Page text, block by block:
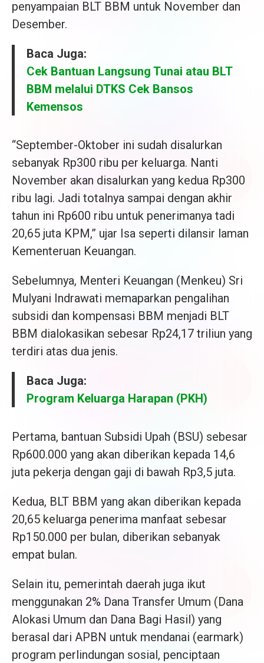
penyampaian BLT BBM untuk November dan
Desember.
Baca Juga:
Cek Bantuan Langsung Tunai atau BLT
BBM melalui DTKS Cek Bansos
Kemensos
“September-Oktober ini sudah disalurkan
sebanyak Rp300 ribu per keluarga. Nanti
November akan disalurkan yang kedua Rp300
ribu lagi. Jadi totalnya sampai dengan akhir
tahun ini Rp600 ribu untuk penerimanya tadi
20,65 juta KPM,” ujar Isa seperti dilansir laman
Kementeruan Keuangan.
Sebelumnya, Menteri Keuangan (Menkeu) Sri
Mulyani Indrawati memaparkan pengalihan
subsidi dan kompensasi BBM menjadi BLT
BBM dialokasikan sebesar Rp24,17 triliun yang
terdiri atas dua jenis.
Baca Juga:
Program Keluarga Harapan (PKH)
Pertama, bantuan Subsidi Upah (BSU) sebesar
Rp600.000 yang akan diberikan kepada 14,6
juta pekerja dengan gaji di bawah Rp3,5 juta.
Kedua, BLT BBM yang akan diberikan kepada
20,65 keluarga penerima manfaat sebesar
Rp150.000 per bulan, diberikan sebanyak
empat bulan.
Selain itu, pemerintah daerah juga ikut
menggunakan 2% Dana Transfer Umum (Dana
Alokasi Umum dan Dana Bagi Hasil) yang
berasal dari APBN untuk mendanai (earmark)
program perlindungan sosial, penciptaan